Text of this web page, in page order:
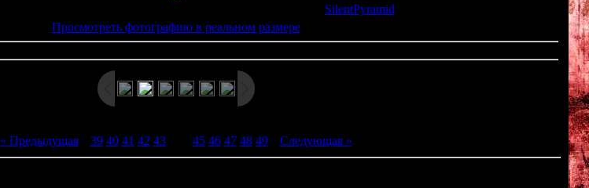
SilentPyramid
Просмотреть фотографию в реальном размере
« Предыдущая| 39 40 41 42 43[ 45 46 47 48 49| Следующая »